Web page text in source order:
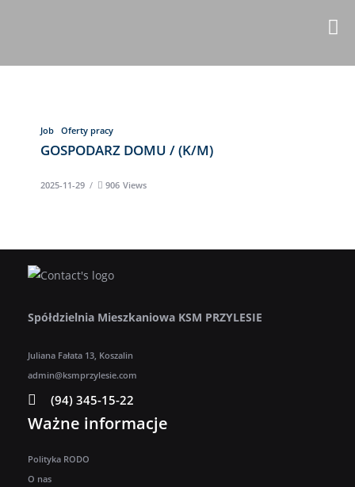
Job Oferty pracy
GOSPODARZ DOMU / (K/M)
2025-11-29 906 Views
Spółdzielnia Mieszkaniowa KSM PRZYLESIE
Juliana Fałata 13, Koszalin
admin@ksmprzylesie.com
(94) 345-15-22
Ważne informacje
Polityka RODO
O nas